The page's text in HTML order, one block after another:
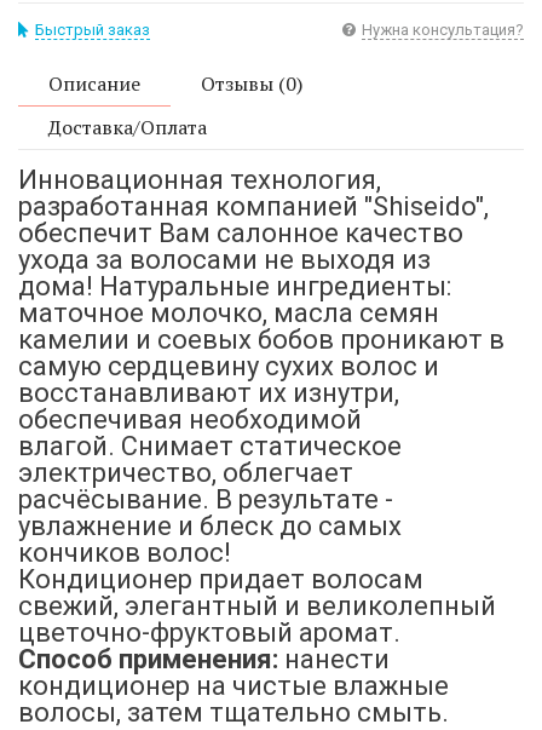
Быстрый заказ Нужна консультация?
Описание
Отзывы (0)
Доставка/Оплата
Инновационная технология,
разработанная компанией "Shiseido",
обеспечит Вам салонное качество
ухода за волосами не выходя из
дома! Натуральные ингредиенты:
маточное молочко, масла семян
камелии и соевых бобов проникают в
самую сердцевину сухих волос и
восстанавливают их изнутри,
обеспечивая необходимой
влагой. Снимает статическое
электричество, облегчает
расчёсывание. В результате -
увлажнение и блеск до самых
кончиков волос!
Кондиционер придает волосам
свежий, элегантный и великолепный
цветочно-фруктовый аромат.
Способ применения: нанести
кондиционер на чистые влажные
волосы, затем тщательно смыть.